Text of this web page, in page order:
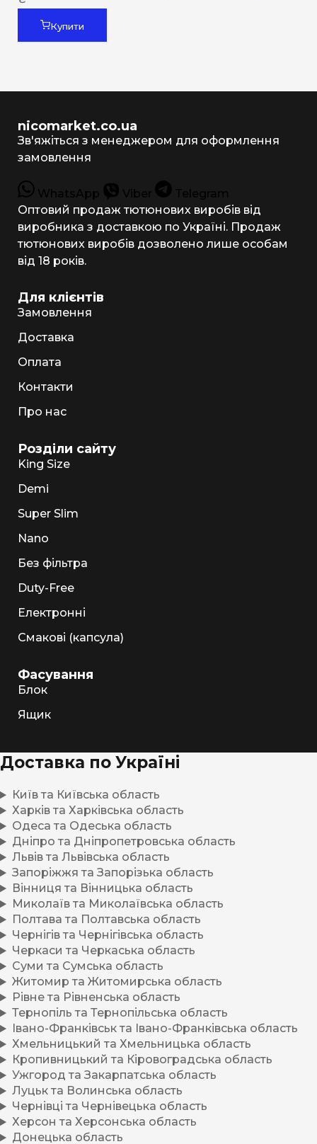
Купити
nicomarket.co.ua
Зв'яжіться з менеджером для оформлення
замовлення
WhatsApp Viber
Telegram
Оптовий продаж тютюнових виробів від
виробника з доставкою по Україні. Продаж
тютюнових виробів дозволено лише особам
від 18 років.
Для клієнтів
Замовлення
Доставка
Оплата
Контакти
Про нас
Розділи сайту
King Size
Demi
Super Slim
Nano
Без фільтра
Duty-Free
Електронні
Смакові (капсула)
Фасування
Блок
Ящик
Доставка по Україні
Київ та Київська область
Харків та Харківська область
Одеса та Одеська область
Дніпро та Дніпропетровська область
Львів та Львівська область
Запоріжжя та Запорізька область
Вінниця та Вінницька область
Миколаїв та Миколаївська область
Полтава та Полтавська область
Чернігів та Чернігівська область
Черкаси та Черкаська область
Суми та Сумська область
Житомир та Житомирська область
Рівне та Рівненська область
Тернопіль та Тернопільська область
Івано-Франківськ та Івано-Франківська область
Хмельницький та Хмельницька область
Кропивницький та Кіровоградська область
Ужгород та Закарпатська область
Луцьк та Волинська область
Чернівці та Чернівецька область
Херсон та Херсонська область
Донецька область